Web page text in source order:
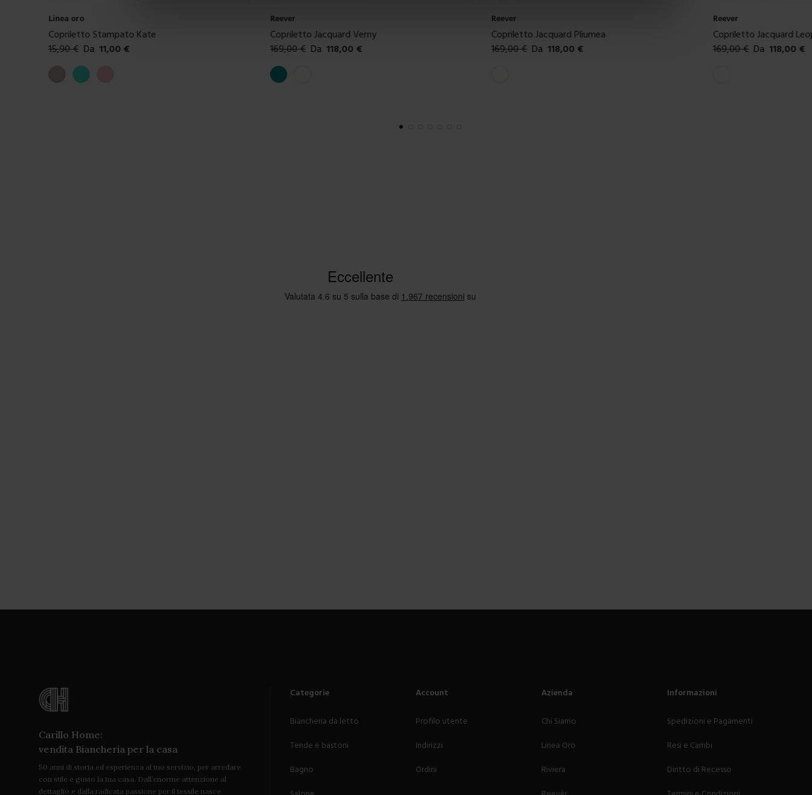
Linea oro
Copriletto Stampato Kate
15,90€ Da 11,00 €
Colori disponibili
TortoraCeleste
Reever
Copriletto Jacquard Verny
169,00€ Da 118,00 €
Colori disponibili
Ottanio
Reever
Copriletto Jacquard Pliumea
169,00€ Da 118,00 €
Reever
Copriletto Jacquard
169,00€ Da 118,00 €
Carillo Home:
vendita Biancheria per la casa
50 anni di storia ed esperienza al tuo servizio, per arredare
con stile e gusto la tua casa. Dall’enorme attenzione al
dettaglio e dalla radicata passione per il tessile nasce
Categorie
Biancheria da letto
Tende e bastoni
Bagno
Account
Profilo utente
Indirizzi
Ordini
Azienda
Chi Siamo
Linea Oro
Riviera
Informazioni
Spedizioni e Pagamenti
Resi e Cambi
Diritto di Recesso